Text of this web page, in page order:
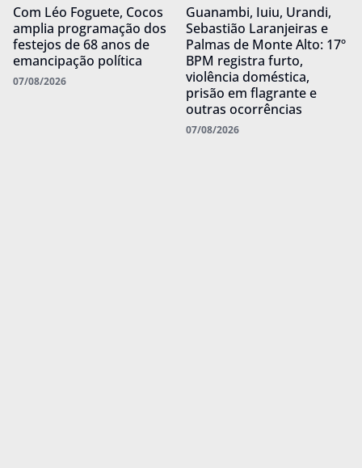
Com Léo Foguete, Cocos
amplia programação dos
festejos de 68 anos de
emancipação política
07/08/2026
Guanambi, Iuiu, Urandi,
Sebastião Laranjeiras e
Palmas de Monte Alto: 17º
BPM registra furto,
violência doméstica,
prisão em flagrante e
outras ocorrências
07/08/2026